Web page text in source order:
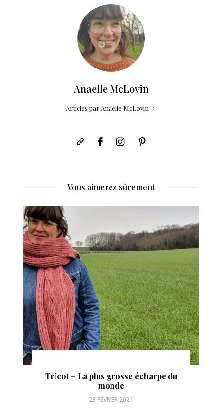
Anaelle McLovin
Articles par Anaelle McLovin
Vous aimerez sûrement
Tricot – La plus grosse écharpe du
monde
23 FÉVRIER 2021